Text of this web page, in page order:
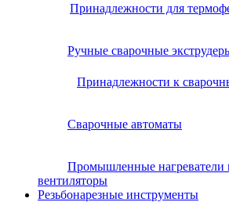
Принадлежности для
Ручные сварочные
Принадлежности к
Сварочные автоматы
Промышленные нагреватели
вентиляторы
Резьбонарезные инструменты